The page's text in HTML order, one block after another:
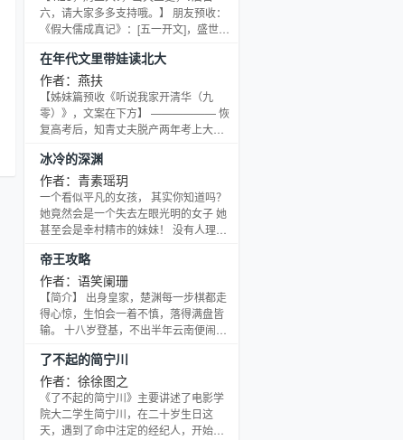
门。 唐笑天：监视我的卧底爱上我了怎
么办？！ 二人一路兜兜转转破获奇案，
唐笑天觉得这辈子也就这么个样的时
候，恶公主失踪了！ 唐笑天一人提刀杀
向皇城，不料却被人绑到公主府成亲。
“怎的？拿着刀来见本宫，不想过了？”慕
佳妤怒发冲冠。 唐笑天：“哪啊，我看你
这么久不回家，怕你走丢了。 其他人：
“？来的时候不是要血洗皇城吗？” 阅读
指南：双向卧底，双向暗恋。 非专业，
全靠资料。 1V1双洁女扮男装生子 ——
下本预收：给道士影后打工的日子 徐艺
凡滨城娱乐公司小开，23岁时和同学出
去露营，一夜野外之旅让她性情大变。
一年间，父母到处寻医问诊都没有解决
办法，直到别人介绍了当红影后李梦
璇：想要根治，必须给我当助理。 徐艺
凡：给你这样的美女当助理，我一千一
万个愿意，每天服侍的包您满意。 正当
徐艺凡心里美滋滋的时候，这怎么跟自
己想象中的助理工作不一样！ 利用“美
死赌鬼共推牌九？这都算了，怎么还得
伺候一众鬼小弟吃喝拉撒外加感情纠
纷？？？ 当徐艺凡终于忍受不了被奴役
的生活打算翻身农奴把歌唱的时候，影
后却一改往日清冷，主动了起来。 这个
肚子再说吧！” 君匀咬着白馒头：“孽
徒！竟敢不信为师！” 两个月后，名不经
盛世美颜料事如神！# 无数迷妹蜂拥而
来，君匀看着门庭若市的道观若有所
思：“这竟然是个看脸的世界！” 这之
后，青龙观频频上热搜： #豪门世家重
建破观，只求能与观主混个熟脸？！# #
顶流明星一掷千金只为观主一卦？！# #
地产商豪送别墅只为观主能出山指
点？！# 青龙观成了著名景点，经常有
热搜爆出，直到有一天一条热搜霸屏
了： #惊！青云观主疑被不明金主包
养！# 君匀不满：“在上界毁我声誉，到
了下界还要毁我名节！到底谁养谁？凤
行舟，我跟你拼了！” 凤行舟拥住了他：
“你养我。” 欢脱算命受X沉稳霸总攻 下
一篇要写的文章是这个： 《全豪门世家
抢着送我钱》 简介：拒收就是不给他们
面子 重生前，顾宁意是叶家抱错的真少
爷，认祖归宗后，他委曲求全，尽量讨
父母的欢心，本以为能得到亲情的温
暖，却被送上了祭祀台。 他们说，反正
他也是个什么都不会的废物，不如用他
的一身血脉，换那假少爷的前途光明。
顾宁意在钻心蚀骨的痛苦折磨中不堪重
负，死了，直到生命的最后一刻，才明
六，请大家多多支持哦。】 朋友预收：
《假大儒成真记》：[五一开文]，盛世文
人间已经成为人间炼狱。 地狱空荡荡，
恶魔在人间 恰逢此地，天生佛子降世。
为替师傅报仇，无为小和尚决定祭祀自
己：“我不入地狱谁入地狱。” 最后，无
为成就佛心，腹中重建地府，清扫人间
在人间，警告所有人：不是不报，时候
未到！】本小说网提供再战江著作的小
和尚是个爱吃鬼最新章节，小和尚是个
爱吃鬼全文免费阅读，小和尚是个爱吃
鬼无弹窗清爽阅读体验！
在年代文里带娃读北大
作者：燕扶
【姊妹篇预收《听说我家开清华（九
零）》，文案在下方】 —————— 恢
复高考后，知青丈夫脱产两年考上大
的女儿，就要离婚回城。 岳宁穿过来
时，原主正声泪俱下地抱着渣男大腿，
求他不要抛妻弃女。 岳宁：我有句MMP
不知当讲不当讲。 “离婚可以。” “给我2
万垃圾回收费，终生买断。” 走吧走吧，
不婚主义。 玩的就是万花丛中过，片叶
不沾身。 她曾说过，结婚是不可能的，
生孩子更是不用想。 一朝穿书，成了带
娃离异的乡下妇女。 看着闷头发愁的父
母，脸上挂彩熊猫眼的兄长，以及大眼
睛闪闪的软糯小团子，她默默搬出一箱
书。 村里人都说她疯了。 直到，大字不
识一箩筐的岳宁考上了北大，还发表文
章出书被县领导接见，奖学金稿费拿到
手软。 众人：？！？！ 几年后，她应邀
到厂里指导技术，正好碰到因错误操作
冰冷的深渊
作者：青素瑶玥
一个看似平凡的女孩， 其实你知道吗？
她竟然会是一个失去左眼光明的女子 她
甚至会是幸村精市的妹妹！ 没有人理解
那是人世界最无法忍受的痛苦。 人生，
从自己的哭声开中， 在别人的泪水中结
束， 而这中间的时光， 就叫做幸福。
——（原野）人生 那个，欢迎大家来到
我的新文，这不能算是悲剧了，请诸位
说，玛丽苏什么的，还算是比较算了，
反正我很玛丽苏的啦。本小说网提供青
素瑶玥著作的冰冷的深渊最新章节，冰
冷的深渊全文免费阅读，冰冷的深渊无
弹窗清爽阅读体验！
帝王攻略
作者：语笑阑珊
【简介】 出身皇家，楚渊每一步棋都走
得心惊，生怕会一着不慎，落得满盘皆
输。 十八岁登基，不出半年云南便闹起
却都在等着看新帝要如何收场。岂料这
头还没来得及出响动，千里之外，西南
王段白月早已亲自率部大杀四方，不出
半年便平了乱。 宫内月影稀疏，楚渊亲
手落下火漆印，将密函八百里加急送往
了不起的简宁川
作者：徐徐图之
《了不起的简宁川》主要讲述了电影学
院大二学生简宁川，在二十岁生日这
天，遇到了命中注定的经纪人，开始了